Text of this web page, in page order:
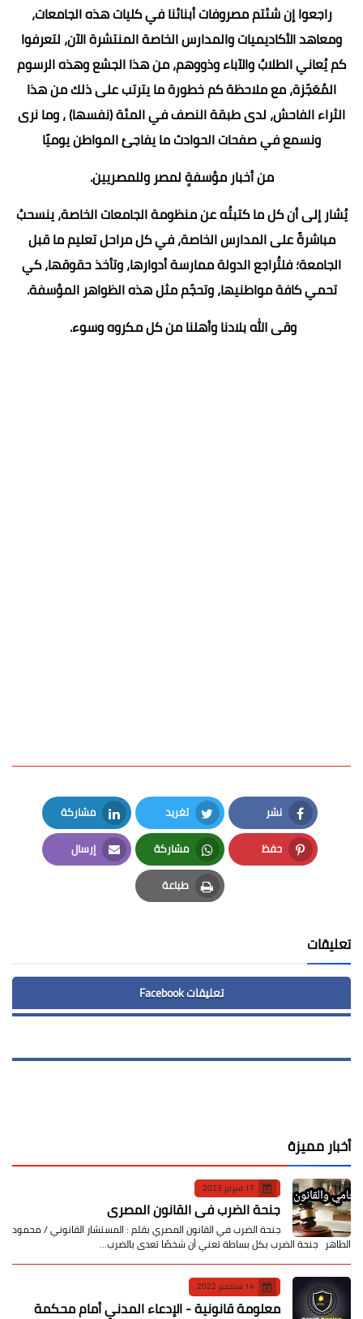
راجعوا إن شئتم مصروفات أبنائنا في كليات هذه الجامعات،
ومعاهد الأكاديميات والمدارس الخاصة المنتشرة الآن، لتعرفوا
كم يُعاني الطلابُ والآباء وذووهم، من هذا الجشع وهذه الرسوم
المُعَجّزة، مع ملاحظة كم خطورة ما يترتب على ذلك من هذا
الثراء الفاحش، لدى طبقة النصف في المئة (نفسها) ، وما نرى
ونسمع في صفحات الحوادث ما يفاجئ المواطن يوميًا
من أخبار مؤسفةٍ لمصر وللمصريين.
يُشار إلى أن كل ما كتبتُه عن منظومة الجامعات الخاصة، ينسحبُ
مباشرةً على المدارس الخاصة، في كل مراحل تعليم ما قبل
الجامعة؛ فلتُراجع الدولة ممارسة أدوارها، وتأخذ حقوقها، كي
تحمي كافة مواطنيها، وتحجّم مثل هذه الظواهر المؤسفة.
وقى الله بلادنا وأهلنا من كل مكروه وسوء.
نشر
Facebook
تغريد
Twitter
مشاركة
LinkedIn
حفظ
Pinterest
مشاركة
Whatsapp
إرسال
Email
طباعة
Print
تعليقات
تعليقات Facebook
أخبار مميزة
17 فبراير 2023
جنحة الضرب في القانون المصري
جنحة الضرب في القانون المصري بقلم : المستشار القانوني / محمود
الطاهر جنحة الضرب بكل بساطة تعني أن شخصًا تعدى بالضرب…
14 سبتمبر 2022
معلومة قانونية - الإدعاء المدني أمام محكمة